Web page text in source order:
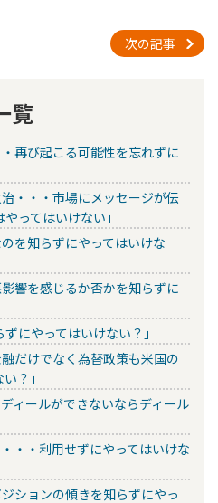
次の記事
覧
再び起こる可能性を忘れずに
・・・市場にメッセージが伝
ってはいけない」
を知らずにやってはいけな
響を感じるか否かを知らずに
にやってはいけない？」
だけでなく為替政策も米国の
？」
ィールができないならディール
・・利用せずにやってはいけな
ションの傾きを知らずにやっ